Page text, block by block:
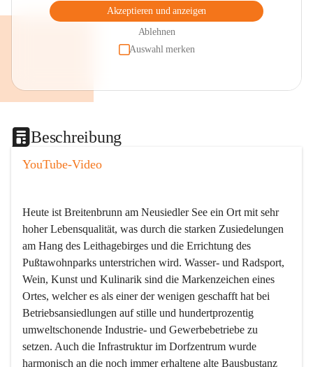
Akzeptieren und anzeigen
Ablehnen
Auswahl merken
Beschreibung
YouTube-Video
Heute ist Breitenbrunn am Neusiedler See ein Ort mit sehr
hoher Lebensqualität, was durch die starken Zusiedelungen
am Hang des Leithagebirges und die Errichtung des
Pußtawohnparks unterstrichen wird. Wasser- und Radsport,
Wein, Kunst und Kulinarik sind die Markenzeichen eines
Ortes, welcher es als einer der wenigen geschafft hat bei
Betriebsansiedlungen auf stille und hundertprozentig
umweltschonende Industrie- und Gewerbebetriebe zu
setzen. Auch die Infrastruktur im Dorfzentrum wurde
harmonisch an die noch immer erhaltene alte Bausbustanz